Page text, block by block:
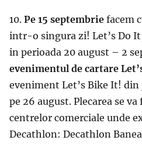
10. Pe 15 septembrie facem
intr-o singura zi! Let’s Do
in perioada 20 august – 2
evenimentul de cartare
eveniment Let’s Bike It!
pe 26 august. Plecarea se va
centrelor comerciale unde
Decathlon: Decathlon